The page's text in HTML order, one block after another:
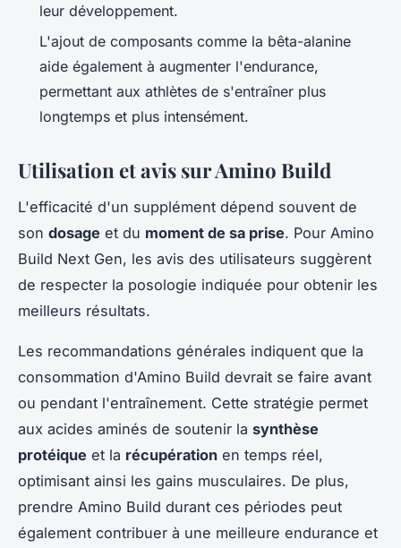
leur développement.
L'ajout de composants comme la bêta-alanine
aide également à augmenter l'endurance,
permettant aux athlètes de s'entraîner plus
longtemps et plus intensément.
Utilisation et avis sur Amino Build
L'efficacité d'un supplément dépend souvent de
son dosage et du moment de sa prise. Pour Amino
Build Next Gen, les avis des utilisateurs suggèrent
de respecter la posologie indiquée pour obtenir les
meilleurs résultats.
Les recommandations générales indiquent que la
consommation d'Amino Build devrait se faire avant
ou pendant l'entraînement. Cette stratégie permet
aux acides aminés de soutenir la synthèse
protéique et la récupération en temps réel,
optimisant ainsi les gains musculaires. De plus,
prendre Amino Build durant ces périodes peut
également contribuer à une meilleure endurance et